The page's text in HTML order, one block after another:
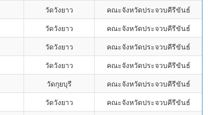
วัดวังยาว
คณะจังหวัดประจวบคีรีขันธ์
วัดวังยาว
คณะจังหวัดประจวบคีรีขันธ์
วัดวังยาว
คณะจังหวัดประจวบคีรีขันธ์
วัดวังยาว
คณะจังหวัดประจวบคีรีขันธ์
วัดกุยบุรี
คณะจังหวัดประจวบคีรีขันธ์
วัดวังยาว
คณะจังหวัดประจวบคีรีขันธ์